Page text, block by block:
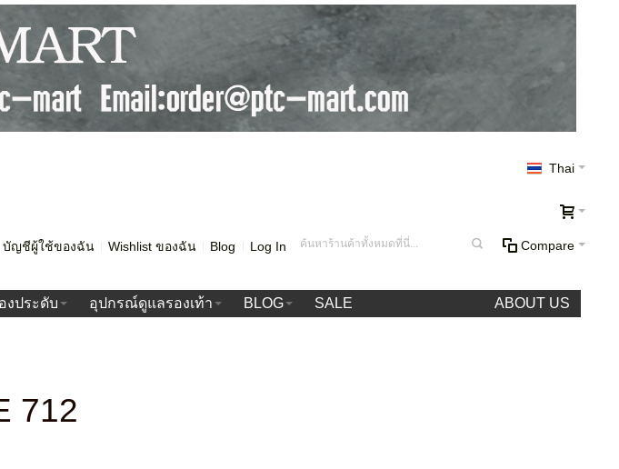
Thai
Compare
บัญชีผู้ใช้ของฉัน Wishlist ของฉัน Blog Log In
งประดับ อุปกรณ์ดูแลรองเท้า BLOG SALE ABOUT US
712